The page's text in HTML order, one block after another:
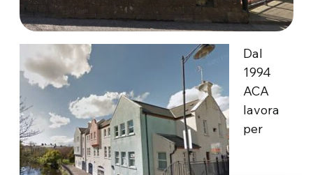
Dal
1994
ACA
lavora
per